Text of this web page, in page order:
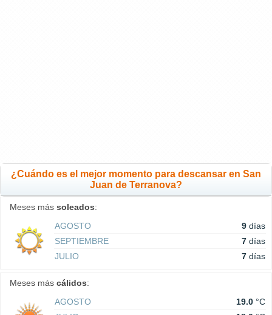
¿Cuándo es el mejor momento para descansar en San
Juan de Terranova?
Meses más soleados:
AGOSTO
9 días
SEPTIEMBRE
7 días
JULIO
7 días
Meses más cálidos:
AGOSTO
19.0 °C